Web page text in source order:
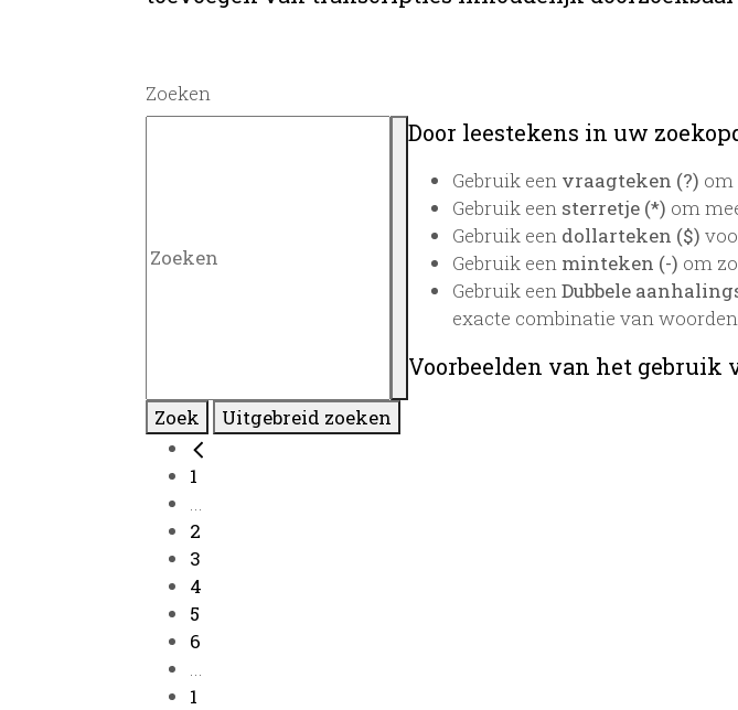
Zoeken
Door leestekens in uw
Gebruik een vraagteken (?) om
Gebruik een sterretje (*) om
Gebruik een dollarteken ($)
Gebruik een minteken (-) om
Gebruik eenDubbele
exacte combinatie van
Voorbeelden van het gebruik
Zoek Uitgebreid zoeken
1
...
2
3
4
5
6
...
1